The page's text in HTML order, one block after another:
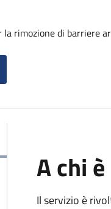
la rimozione di barriere
A chi
Il servizio è